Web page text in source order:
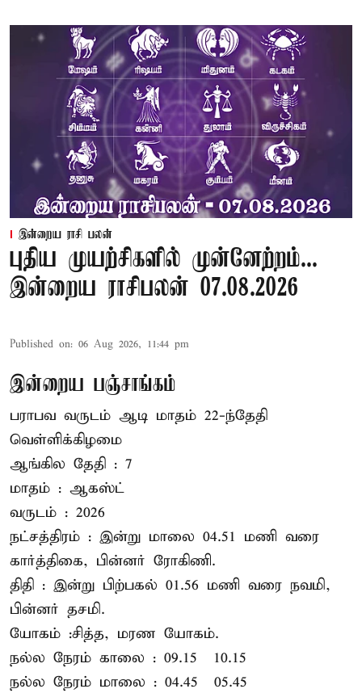
இன்றைய ராசி பலன்
புதிய முயற்சிகளில் முன்னேற்றம்...
இன்றைய ராசிபலன் 07.08.2026
Published on: 06 Aug 2026, 11:44 pm
இன்றைய பஞ்சாங்கம்
பராபவ வருடம் ஆடி மாதம் 22-ந்தேதி
வெள்ளிக்கிழமை
ஆங்கில தேதி : 7
மாதம் : ஆகஸ்ட்
வருடம் : 2026
நட்சத்திரம் : இன்று மாலை 04.51 மணி வரை
கார்த்திகை, பின்னர் ரோகிணி.
திதி : இன்று பிற்பகல் 01.56 மணி வரை நவமி,
பின்னர் தசமி.
யோகம் :சித்த, மரண யோகம்.
நல்ல நேரம் காலை : 09.15 – 10.15
நல்ல நேரம் மாலை : 04.45 – 05.45